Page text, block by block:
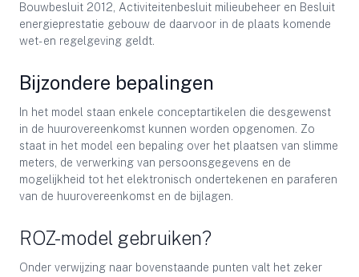
Bouwbesluit 2012, Activiteitenbesluit milieubeheer en Besluit
energieprestatie gebouw de daarvoor in de plaats komende
wet- en regelgeving geldt.
Bijzondere bepalingen
In het model staan enkele conceptartikelen die desgewenst
in de huurovereenkomst kunnen worden opgenomen. Zo
staat in het model een bepaling over het plaatsen van slimme
meters, de verwerking van persoonsgegevens en de
mogelijkheid tot het elektronisch ondertekenen en paraferen
van de huurovereenkomst en de bijlagen.
ROZ-model gebruiken?
Onder verwijzing naar bovenstaande punten valt het zeker